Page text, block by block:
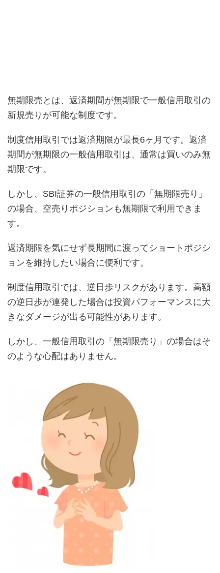
無期限売とは、返済期間が無期限で一般信用取引の
新規売りが可能な制度です。
制度信用取引では返済期限が最長6ヶ月です。返済
期間が無期限の一般信用取引は、通常は買いのみ無
期限です。
しかし、SBI証券の一般信用取引の「無期限売り」
の場合、空売りポジションも無期限で利用できま
す。
返済期限を気にせず長期間に渡ってショートポジシ
ョンを維持したい場合に便利です。
制度信用取引では、逆日歩リスクがあります。高額
の逆日歩が連発した場合は投資パフォーマンスに大
きなダメージが出る可能性があります。
しかし、一般信用取引の「無期限売り」の場合はそ
のような心配はありません。